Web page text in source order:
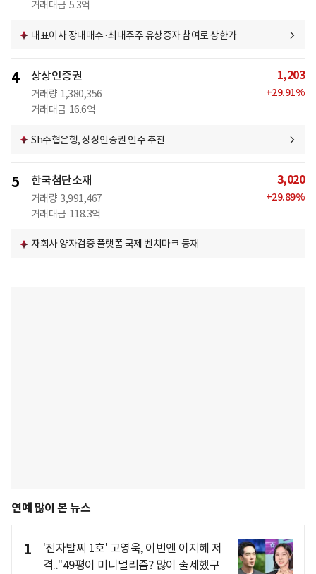
거래대금 5.3억
대표이사 장내매수·최대주주 유상증자 참여로 상한가
4 상상인증권
거래량 1,380,356
거래대금 16.6억
1,203
+29.91%
Sh수협은행, 상상인증권 인수 추진
5 한국첨단소재
거래량 3,991,467
거래대금 118.3억
3,020
+29.89%
자회사 양자검증 플랫폼 국제 벤치마크 등재
연예 많이 본 뉴스
1
'전자발찌 1호' 고영욱, 이번엔 이지혜 저
격.."49평이 미니멀리즘? 많이 출세했구